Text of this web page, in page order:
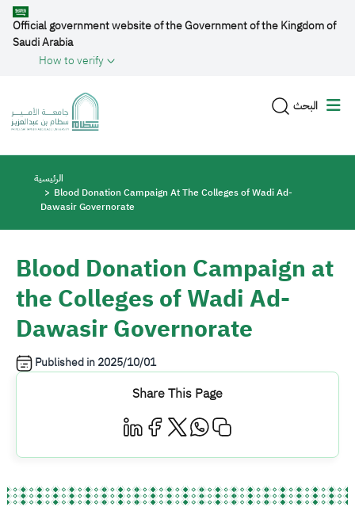
Skip to main content
Official government website of the Government of the Kingdom of
Saudi Arabia
How to verify
البحث
Breadcrumb
الرئيسية
Blood Donation Campaign At The Colleges of Wadi Ad-
Dawasir Governorate
Blood Donation Campaign at
the Colleges of Wadi Ad-
Dawasir Governorate
Published in2025/10/01
Share This Page